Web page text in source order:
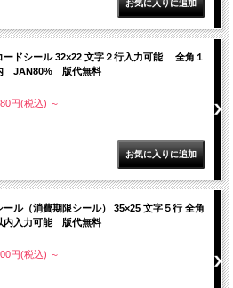
ードシール 32×22 文字２行入力可能 全角１
JAN80% 版代無料
円(税込) ～
ール（消費期限シール） 35×25 文字５行 全角
内入力可能 版代無料
円(税込) ～